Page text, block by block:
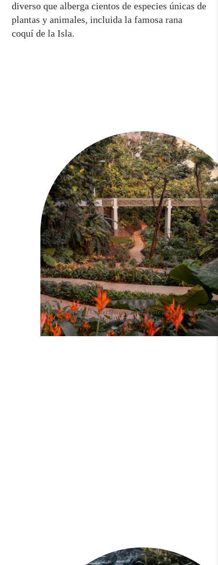
diverso que alberga cientos de especies únicas de
plantas y animales, incluida la famosa rana
coquí de la Isla.
El Portal Visitor Center features sustainable architecture that is
integrated into the natural surroundings.